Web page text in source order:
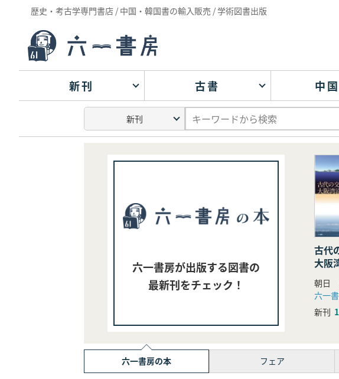
歴史・考古学専門書店 / 中国・韓国書の輸入販売 / 学術図書出版
新刊 古書 中
六一書房が出版する図書の
最新刊をチェック！
古代
大阪
朝日
六一
新刊
六一書房の本 フェア